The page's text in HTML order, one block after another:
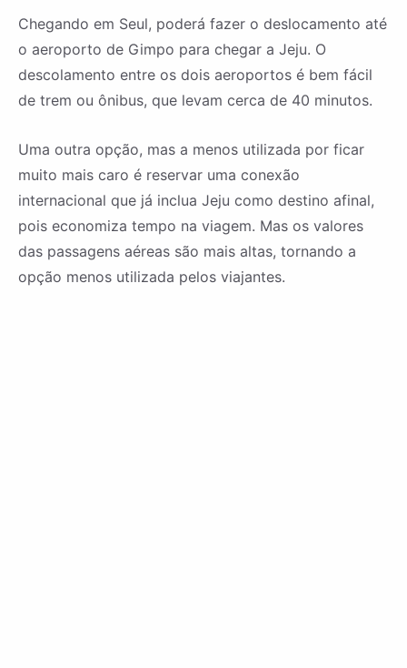
Chegando em Seul, poderá fazer o deslocamento até
o aeroporto de Gimpo para chegar a Jeju. O
descolamento entre os dois aeroportos é bem fácil
de trem ou ônibus, que levam cerca de 40 minutos.
Uma outra opção, mas a menos utilizada por ficar
muito mais caro é reservar uma conexão
internacional que já inclua Jeju como destino afinal,
pois economiza tempo na viagem. Mas os valores
das passagens aéreas são mais altas, tornando a
opção menos utilizada pelos viajantes.